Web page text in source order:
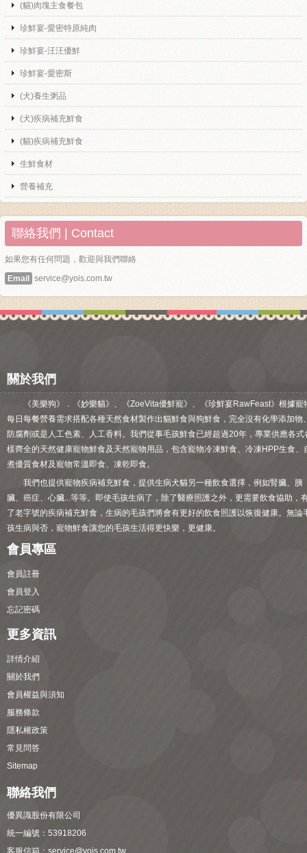
(貓)肉塊主食餐包
珍鮮宴-愛密特原純肉
珍鮮宴-汪汪優鮮
珍鮮宴-愛密斯
(犬)養生粥品
(犬)疾病補充鮮食
(貓)疾病補充鮮食
生鮮食材
營養補充
聯絡我們 | Contact
如果您有任何問題，歡迎與我們聯絡
Email
service@yois.com.tw
關於我們
《美樂狗》．《妙樂貓》、《ZoeVita優鮮寵》、《珍鮮宴RawFeast》根據寵
每日每餐營養需求搭配各種天然食材製作出貓鮮食與狗鮮食，完全沒有化學添加物
防腐劑或是人工色素、人工香料。我們從事毛孩鮮食已經超過20年，專業供應各式
樣齊全的天然健康寵物鮮食及天然寵物用品，包含寵物冷凍鮮食、冷凍HPP生食、
煮優質食材及寵物常溫即食、凍乾即食。
我們也提供寵物疾病補充鮮食，提供生病犬貓另一種飲食選擇，例如腎臟、胰
臟、癌症、心臟...等等。即使毛孩生病了，除了醫療照護之外，更需要飲食協助，
了老字號的疾病補充鮮食，生病的毛孩們將會有更好的飲食照護以恢復健康。無論
孩生病與否，寵物鮮食讓您的毛孩生活得更快樂，更健康。
會員專區
會員註冊
會員登入
忘記密碼
更多資訊
詳情介紹
關於我們
會員權益與須知
服務條款
隱私權政策
常見問答
Sitemap
聯絡我們
優異識股份有限公司
統一編號：53918206
客服信箱： service@yois.com.tw